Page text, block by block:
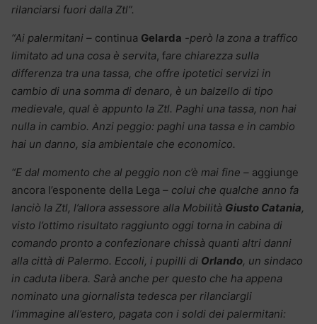
rilanciarsi fuori dalla Ztl”.
“Ai palermitani – continua Gelarda -però la zona a traffico
limitato ad una cosa è servita, fare chiarezza sulla
differenza tra una tassa, che offre ipotetici servizi in
cambio di una somma di denaro, è un balzello di tipo
medievale, qual è appunto la Ztl. Paghi una tassa, non hai
nulla in cambio. Anzi peggio: paghi una tassa e in cambio
hai un danno, sia ambientale che economico.
“E dal momento che al peggio non c’è mai fine – aggiunge
ancora l’esponente della Lega – colui che qualche anno fa
lanciò la Ztl, l’allora assessore alla Mobilità Giusto Catania,
visto l’ottimo risultato raggiunto oggi torna in cabina di
comando pronto a confezionare chissà quanti altri danni
alla città di Palermo. Eccoli, i pupilli di Orlando, un sindaco
in caduta libera. Sarà anche per questo che ha appena
nominato una giornalista tedesca per rilanciargli
l’immagine all’estero, pagata con i soldi dei palermitani: